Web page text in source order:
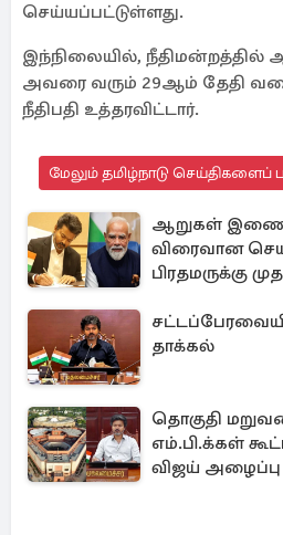
செய்யப்பட்டுள்ளது.
இந்நிலையில், நீதிமன்றத்தில்
அவரை வரும் 29ஆம் தேதி
நீதிபதி உத்தரவிட்டார்.
மேலும் தமிழ்நாடு செய்திகளைப்
ஆறுகள்
விரைவான
பிரதமருக்கு
தாக்கல்
தொகுதி
எம்.பி.க்கள்
விஜய் அழைப்பு